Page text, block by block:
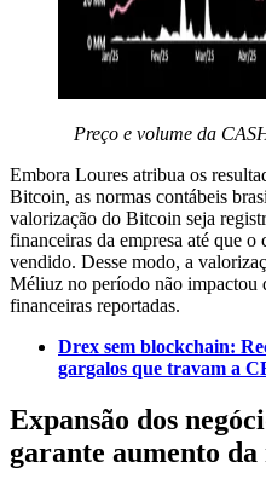
Preço e volume da
Embora Loures atribua os
Bitcoin, as normas contábeis
valorização do Bitcoin seja
financeiras da empresa até que
vendido. Desse modo, a
Méliuz no período não impactou
financeiras reportadas.
Drex sem blockchain:
gargalos que travam a
Expansão dos
garante aumento